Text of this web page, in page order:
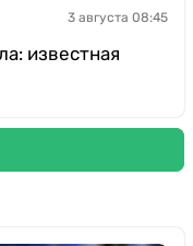
3 августа 08:45
известная